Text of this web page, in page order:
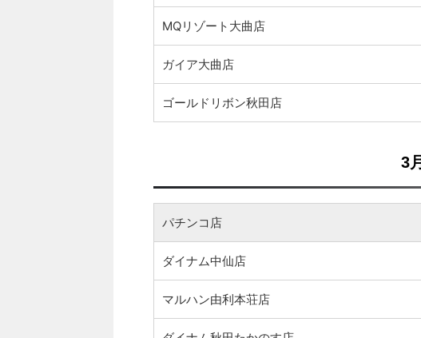
MQリゾート大曲店
ガイア大曲店
ゴールドリボン秋田店
3月
パチンコ店
ダイナム中仙店
マルハン由利本荘店